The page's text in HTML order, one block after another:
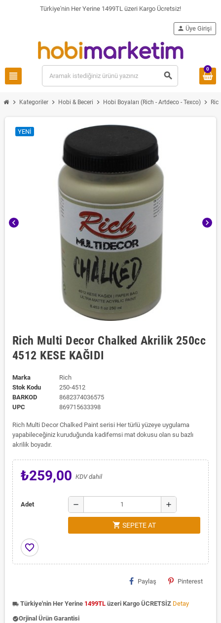
Türkiye'nin Her Yerine 1499TL üzeri Kargo Ücretsiz!
view_headline search
person Üye Girişi
0
chevron_right Kategoriler chevron_right Hobi & Beceri chevron_right Hobi Boyaları (Rich - Artdeco - Texco) chevron_right
chevron_left chevron_right
YENI
Rich Multi Decor Chalked Akrilik 250cc
4512 KESE KAĞIDI
Marka
Rich
Stok Kodu
250-4512
BARKOD
8682374036575
UPC
869715633398
Rich Multi Decor Chalked Paint serisi Her türlü yüzeye uygulama
yapabileceğiniz kuruduğunda kadifemsi mat dokusu olan su bazlı
akrilik boyadır.
₺259,00 KDV dahil
Adet remove add
shopping_cart SEPETE AT
favorite_border
Paylaş Pinterest
local_shipping Türkiye'nin Her Yerine 1499TL üzeri Kargo ÜCRETSİZ Detay
check_circleOrjinal Ürün Garantisi